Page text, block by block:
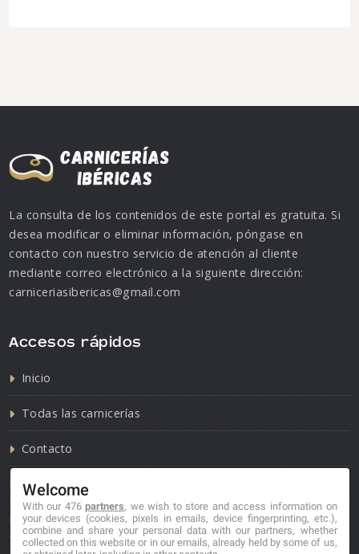
La consulta de los contenidos de este portal es gratuita. Si
desea modificar o eliminar información, póngase en
contacto con nuestro servicio de atención al cliente
mediante correo electrónico a la siguiente dirección:
carniceriasibericas@gmail.com
Accesos rápidos
Inicio
Todas las carnicerías
Contacto
Política de cookies
Política de privacidad
Welcome
With our 476partners, we wish to store and access information on
your devices (cookies, pixels in emails, device fingerprinting, etc.),
combine and share your personal data with our partners, whether
collected on this website or in our emails, already held by some of us,